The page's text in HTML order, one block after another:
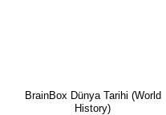
BrainBox Dünya Tarihi (World
History)